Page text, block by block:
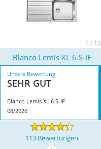
1 / 13
Blanco Lemis XL 6 S-IF
Unsere Bewertung
SEHR GUT
Blanco Lemis XL 6 S-IF
08/2026
113 Bewertungen